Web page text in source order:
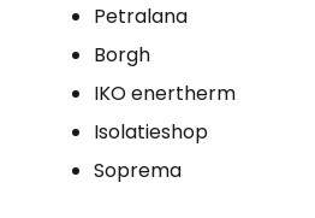
Petralana
Borgh
IKO enertherm
Isolatieshop
Soprema